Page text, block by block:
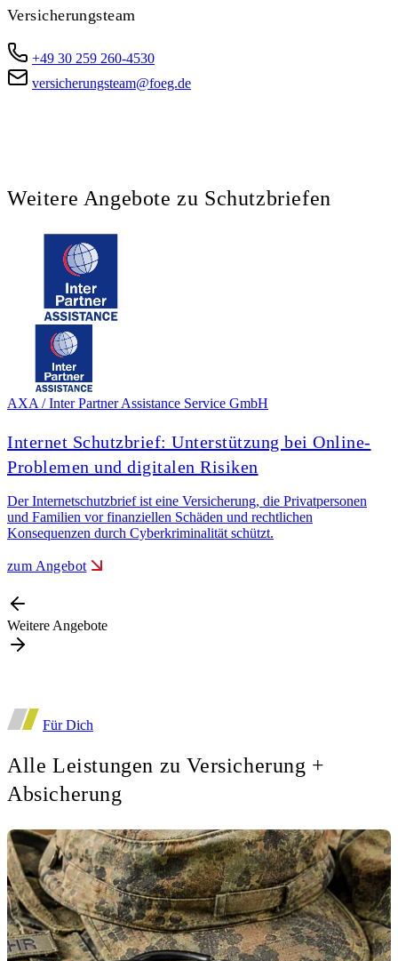
Versicherungsteam
+49 30 259 260-4530
versicherungsteam@foeg.de
Weitere Angebote zu Schutzbriefen
AXA / Inter Partner Assistance Service GmbH
Internet Schutzbrief: Unterstützung bei Online-
Problemen und digitalen Risiken
Der Internetschutzbrief ist eine Versicherung, die Privatpersonen
und Familien vor finanziellen Schäden und rechtlichen
Konsequenzen durch Cyberkriminalität schützt.
zum Angebot
Weitere Angebote
Für Dich
Alle Leistungen zu Versicherung +
Absicherung